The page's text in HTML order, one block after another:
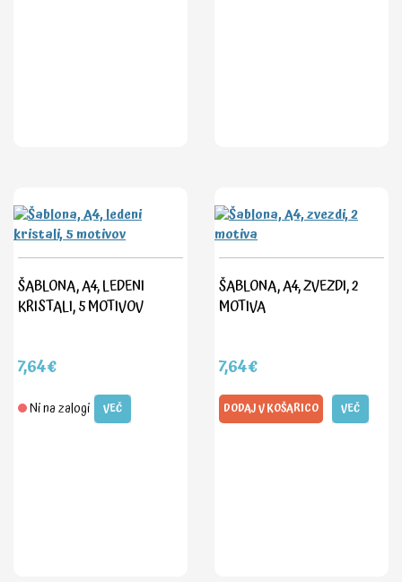
ŠABLONA, A4, LEDENI
KRISTALI, 5 MOTIVOV
7,64€
Ni na zalogi VEČ
ŠABLONA, A4, ZVEZDI, 2
MOTIVA
7,64€
DODAJ V KOŠARICO VEČ